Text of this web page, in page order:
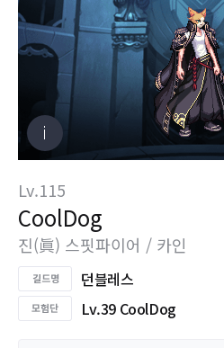
Lv.115
CoolDog
진(眞) 스핏파이어 / 카인
던블레스
Lv.39 CoolDog